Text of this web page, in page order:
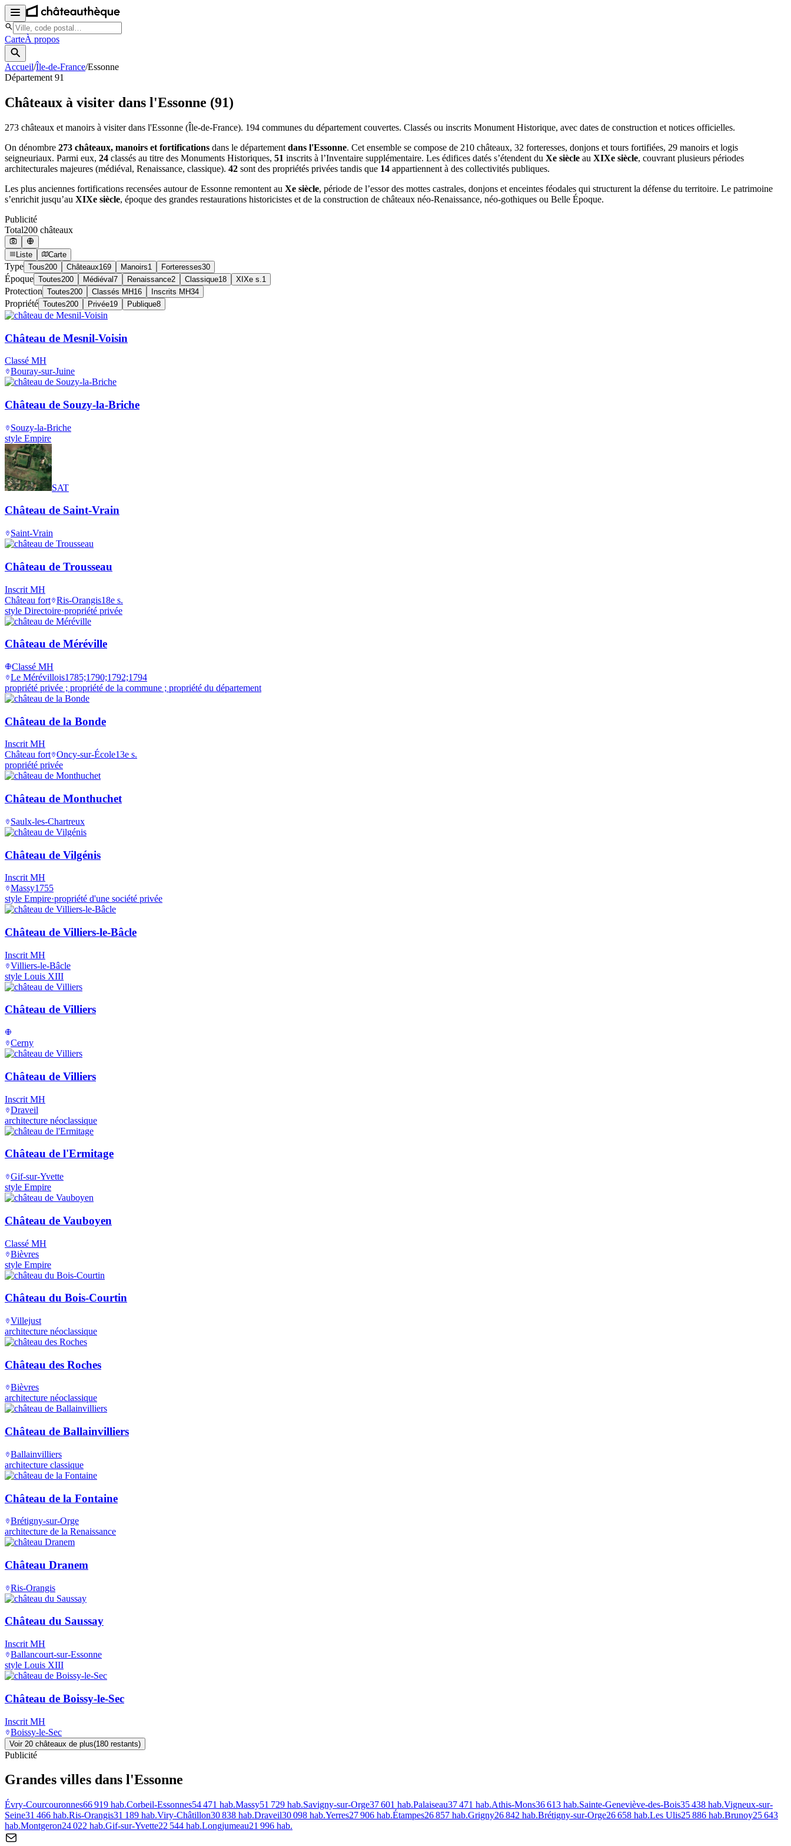
CarteÀ propos
Accueil/Île-de-France/Essonne
Département 91
Châteaux à visiter dans l'Essonne (91)
273 châteaux et manoirs à visiterdans l'Essonne (Île-de-France). 194 communes du département couvertes. Classés ou inscrits Monument Historique, avec dates de construction et notices officielles.
On dénombre 273 châteaux, manoirs et fortifications dans le département dans l'Essonne. Cet ensemble se compose de 210 châteaux, 32 forteresses, donjons et tours fortifiées, 29 manoirs et logis
seigneuriaux. Parmi eux, 24 classés au titre des Monuments Historiques, 51 inscrits à l’Inventaire supplémentaire. Les édifices datés s’étendent du Xe siècle au XIXe siècle, couvrant plusieurs périodes
architecturales majeures (médiéval, Renaissance, classique). 42 sont des propriétés privées tandis que 14 appartiennent à des collectivités publiques.
Les plus anciennes fortifications recensées autour de Essonne remontent au Xe siècle, période de l’essor des mottes castrales, donjons et enceintes féodales qui structurent la défense du territoire. Le patrimoine
s’enrichit jusqu’au XIXe siècle, époque des grandes restaurations historicistes et de la construction de châteaux néo-Renaissance, néo-gothiques ou Belle Époque.
Publicité
Total200 châteaux
Liste Carte
Type Tous200 Châteaux169 Manoirs1 Forteresses30
Époque Toutes200 Médiéval 7 Renaissance2 Classique18 XIXe s. 1
Protection Toutes200 Classés MH16 Inscrits MH34
Propriété Toutes200 Privée19 Publique8
Château de Mesnil-Voisin
Classé MH
Bouray-sur-Juine
Château de Souzy-la-Briche
Souzy-la-Briche
style Empire
SAT
Château de Saint-Vrain
Saint-Vrain
Château de Trousseau
Inscrit MH
Château fort Ris-Orangis18e s.
style Directoire·propriété privée
Château de Méréville
Classé MH
Le Mérévillois1785;1790;1792;1794
propriété privée ; propriété de la commune ; propriété du département
Château de la Bonde
Inscrit MH
Château fort Oncy-sur-École13e s.
propriété privée
Château de Monthuchet
Saulx-les-Chartreux
Château de Vilgénis
Inscrit MH
Massy1755
style Empire·propriété d'une société privée
Château de Villiers-le-Bâcle
Inscrit MH
Villiers-le-Bâcle
style Louis XIII
Château de Villiers
Cerny
Château de Villiers
Inscrit MH
Draveil
architecture néoclassique
Château de l'Ermitage
Gif-sur-Yvette
style Empire
Château de Vauboyen
Classé MH
Bièvres
style Empire
Château du Bois-Courtin
Villejust
architecture néoclassique
Château des Roches
Bièvres
architecture néoclassique
Château de Ballainvilliers
Ballainvilliers
architecture classique
Château de la Fontaine
Brétigny-sur-Orge
architecture de la Renaissance
Château Dranem
Ris-Orangis
Château du Saussay
Inscrit MH
Ballancourt-sur-Essonne
style Louis XIII
Château de Boissy-le-Sec
Inscrit MH
Boissy-le-Sec
Voir 20 châteaux de plus(180 restants)
Publicité
Grandes villes dans l'Essonne
Évry-Courcouronnes66 919 hab.Corbeil-Essonnes54 471 hab.Massy51 729 hab.Savigny-sur-Orge37 601 hab.Palaiseau37 471 hab.Athis-Mons36 613 hab.Sainte-Geneviève-des-Bois35 438 hab.Vigneux-sur-
Seine31 466 hab.Ris-Orangis31 189 hab.Viry-Châtillon30 838 hab.Draveil30 098 hab.Yerres27 906 hab.Étampes26 857 hab.Grigny26 842 hab.Brétigny-sur-Orge26 658 hab.Les Ulis25 886 hab.Brunoy25 643
hab.Montgeron24 022 hab.Gif-sur-Yvette22 544 hab.Longjumeau21 996 hab.